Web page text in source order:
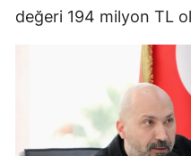
değeri 194 milyon TL